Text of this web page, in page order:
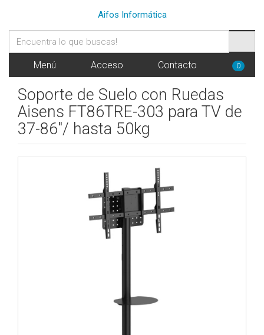
Aifos Informática
Menú Acceso Contacto 0
Soporte de Suelo con Ruedas
Aisens FT86TRE-303 para TV de
37-86"/ hasta 50kg